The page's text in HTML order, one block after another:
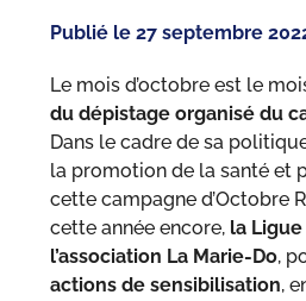
Publié le 27 septembre
Le mois d’octobre est le
du dépistage organisé du
Dans le cadre de sa
la promotion de la santé et
cette campagne d’Octobre
cette année encore, la
l’association La Marie-Do,
actions de sensibilisation,